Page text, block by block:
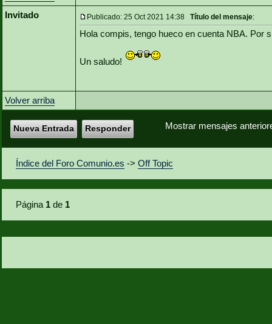
Invitado
Publicado: 25 Oct 2021 14:38 Título del mensaje:
Hola compis, tengo hueco en cuenta NBA. Por
Un saludo!
Volver arriba
Mostrar mensajes
Nueva Entrada Responder
Índice del Foro Comunio.es ->Off Topic
Página 1 de 1